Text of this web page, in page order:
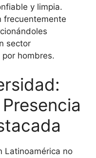
y limpia.
frecuentemente
sector
hombres.
Latinoamérica no